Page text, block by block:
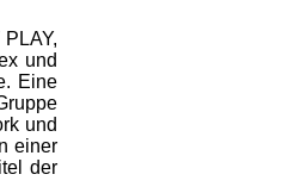
und
Eine
und
einer
der